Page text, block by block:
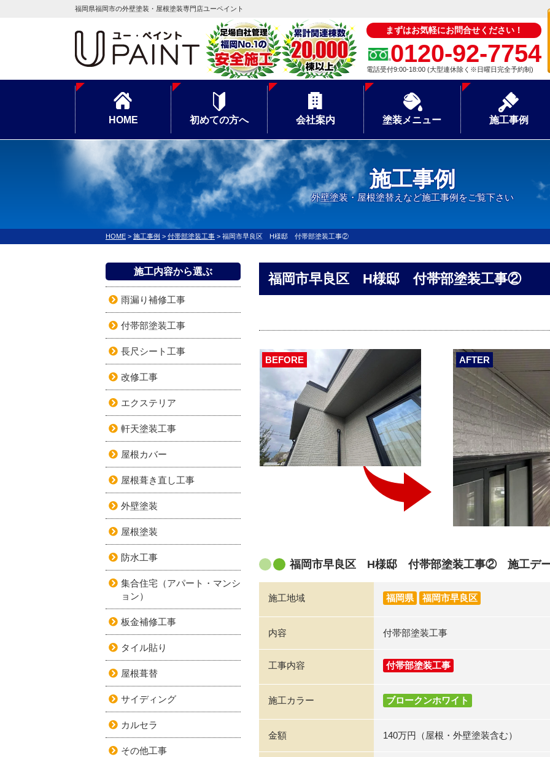
福岡県福岡市の外壁塗装・屋根塗装専門店ユーペイント
まずはお気軽にお問合せください！
0120-92-7754
電話受付9:00-18:00 (大型連休除く※日曜日完全予約制)
HOME 初めての方へ 会社案内 塗装メニュー 施工事例
施工事例
外壁塗装・屋根塗替えなど施工事例をご覧下さい
HOME > 施工事例 > 付帯部塗装工事 > 福岡市早良区 H様邸 付帯部塗装工事②
福岡市早良区 H様邸 付帯部塗装工事②
AFTER
BEFORE
福岡市早良区 H様邸 付帯部塗装工事② 施工デ
施工地域 福岡県 福岡市早良区
内容 付帯部塗装工事
工事内容 付帯部塗装工事
施工カラー ブロークンホワイト
金額 140万円（屋根・外壁塗装含む）
施工内容から選ぶ
雨漏り補修工事
付帯部塗装工事
長尺シート工事
改修工事
エクステリア
軒天塗装工事
屋根カバー
屋根葺き直し工事
外壁塗装
屋根塗装
防水工事
集合住宅（アパート・マンシ
ョン）
板金補修工事
タイル貼り
屋根葺替
サイディング
カルセラ
その他工事